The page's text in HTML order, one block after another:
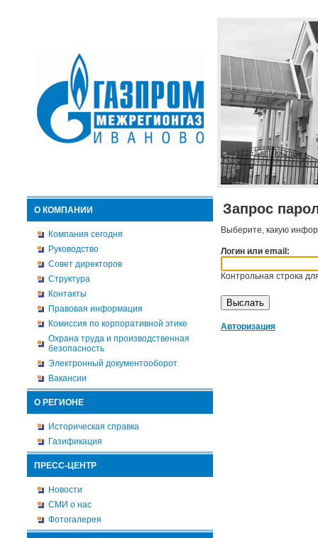
О КОМПАНИИ
Компания сегодня
Руководство
Совет директоров
Структура
Контакты
Правовая информация
Комиссия по корпоративной этике
Охрана труда и производственная
безопасность
Электронный документооборот
Вакансии
О РЕГИОНЕ
Историческая справка
Газификация
ПРЕСС-ЦЕНТР
Новости
СМИ о нас
Фотогалерея
Запрос
Выберите, какую
Логин или email:
Контрольная строка
Авторизация